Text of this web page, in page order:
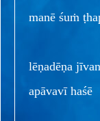
manē śuṁ
lēṇadēṇa
apāvavī haśē